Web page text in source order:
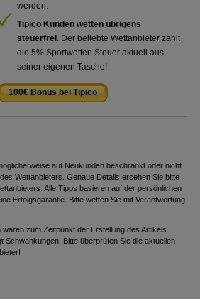
werden.
Tipico Kunden wetten übrigens
steuerfrei. Der beliebte Wettanbieter zahlt
die 5% Sportwetten Steuer aktuell aus
seiner eigenen Tasche!
100€ Bonus bei Tipico
auf Neukunden beschränkt oder nicht
Wettanbieters. Genaue Details ersehen Sie bitte
Alle Tipps basieren auf der persönlichen
Erfolgsgarantie. Bitte wetten Sie mit Verantwortung.
waren zum Zeitpunkt der Erstellung des Artikels
Schwankungen. Bitte überprüfen Sie die aktuellen